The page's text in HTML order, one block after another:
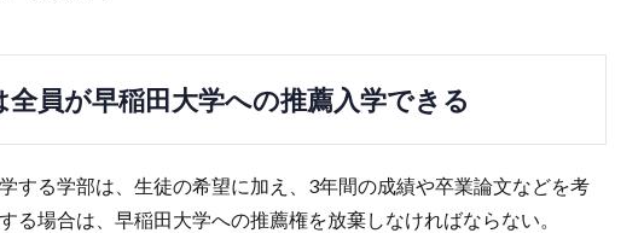
員が早稲田大学への推薦入学できる
する学部は、生徒の希望に加え、3年間の成績や卒業論文などを考
る場合は、早稲田大学への推薦権を放棄しなければならない。